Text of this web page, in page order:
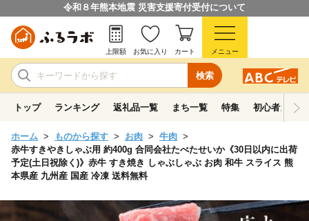
令和８年熊本地震 災害支援寄付受付について
検索
上限額 お気に入り カート メニュー
トップ ランキング 返礼品一覧 まち一覧 特集 初心者ガイド
ホーム ものから探す お肉
牛肉
赤牛すきやきしゃぶ用 約400g 合同会社たべたせいか《30日以内に出荷
予定(土日祝除く)》赤牛 すき焼き しゃぶしゃぶ お肉 和牛 スライス 熊
本県産 九州産 国産 冷凍 送料無料